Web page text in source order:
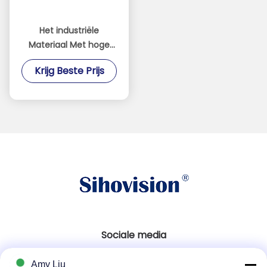
Het industriële
Materiaal Met hoge
weerstand van het de
Monitor Koudgewalste
screenvertoning
Krijg Beste Prijs
Sociale media
Amy Liu